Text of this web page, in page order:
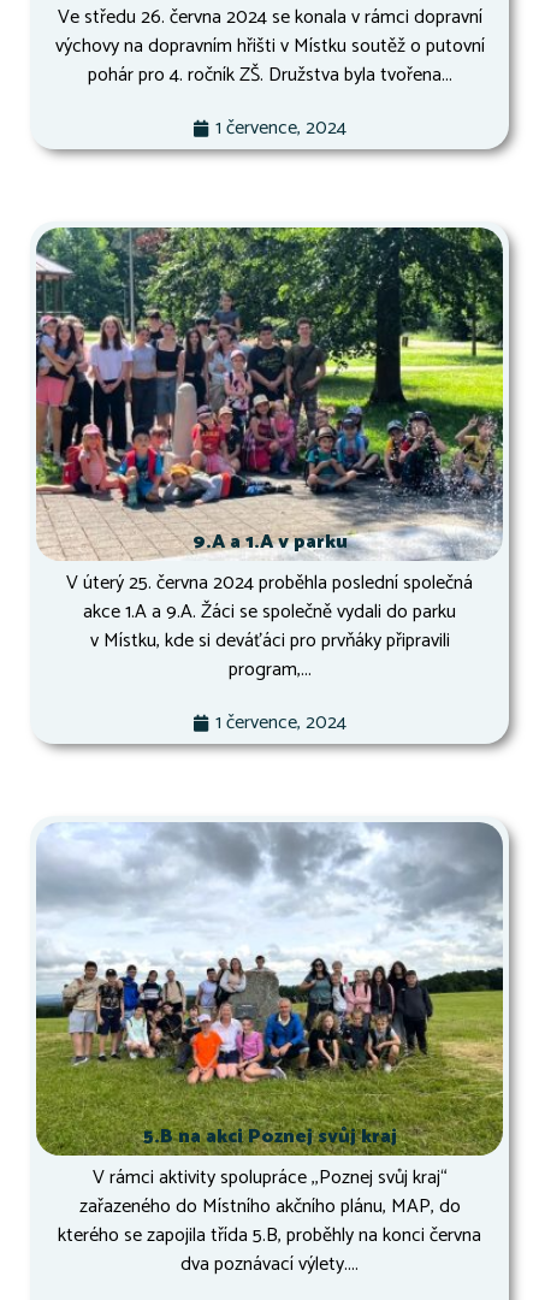
Ve středu 26. června 2024 se konala v rámci dopravní
výchovy na dopravním hřišti v Místku soutěž o putovní
pohár pro 4. ročník ZŠ. Družstva byla tvořena...
1 července, 2024
9.A a 1.A v parku
V úterý 25. června 2024 proběhla poslední společná
akce 1.A a 9.A. Žáci se společně vydali do parku
v Místku, kde si deváťáci pro prvňáky připravili
program,...
1 července, 2024
5.B na akci Poznej svůj kraj
V rámci aktivity spolupráce ,,Poznej svůj kraj“
zařazeného do Místního akčního plánu, MAP, do
kterého se zapojila třída 5.B, proběhly na konci června
dva poznávací výlety....